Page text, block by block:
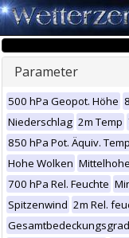
Parameter
500 hPa Geopot. Höhe
Niederschlag 2m Temp
850 hPa Pot. Äquiv. Temp
Hohe Wolken
700 hPa Rel. Feuchte
Spitzenwind 2m Rel.
Gesamtbedeckungsgrad